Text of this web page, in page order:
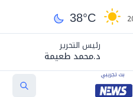
38°C
رئيس التحرير
د.محمد طعيمة